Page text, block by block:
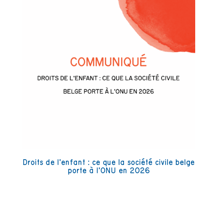
Droits de l’enfant : ce que la société civile belge
porte à l’ONU en 2026